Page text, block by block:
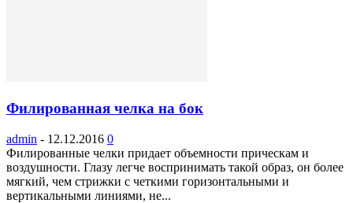
Филированная челка на бок
admin - 12.12.2016 0
Филированные челки придает объемности прическам и
воздушности. Глазу легче воспринимать такой образ, он более
мягкий, чем стрижки с четкими горизонтальными и
вертикальными линиями, не...